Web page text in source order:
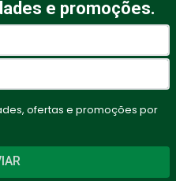
e promoções.
ofertas e promoções por